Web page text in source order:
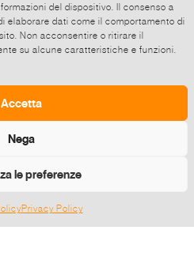
del dispositivo. Il consenso a
elaborare dati come il comportamento di
Non acconsentire o ritirare il
su alcune caratteristiche e funzioni.
Accetta
Nega
le preferenze
Privacy Policy
click and then
at a time to share
Send